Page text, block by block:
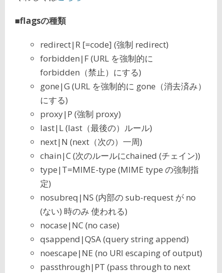
■flagsの種類
redirect|R [=code] (強制 redirect)
forbidden|F (URL を強制的に
forbidden（禁止）にする)
gone|G (URL を強制的に gone（消去済み）
にする)
proxy|P (強制 proxy)
last|L (last（最後の）ルール)
next|N (next（次の）一周)
chain|C (次のルールにchained (チェイン))
type|T=MIME-type (MIME type の強制指
定)
nosubreq|NS (内部の sub-request が no
(ない) 時のみ 使われる)
nocase|NC (no case)
qsappend|QSA (query string append)
noescape|NE (no URI escaping of output)
passthrough|PT (pass through to next